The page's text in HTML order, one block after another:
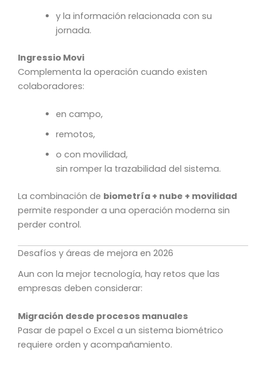
y la información relacionada con su
jornada.
Ingressio Movi
Complementa la operación cuando existen
colaboradores:
en campo,
remotos,
o con movilidad,
sin romper la trazabilidad del sistema.
La combinación de biometría + nube + movilidad
permite responder a una operación moderna sin
perder control.
Desafíos y áreas de mejora en 2026
Aun con la mejor tecnología, hay retos que las
empresas deben considerar:
Migración desde procesos manuales
Pasar de papel o Excel a un sistema biométrico
requiere orden y acompañamiento.